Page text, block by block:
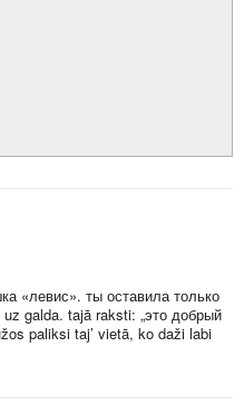
«левис». ты оставила только
galda. tajā raksti: „это добрый
paliksi taj’ vietā, ko daži labi